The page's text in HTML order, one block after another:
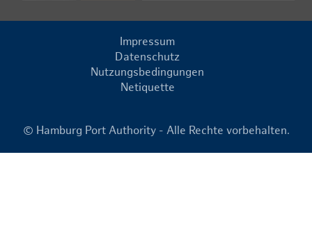
Impressum
Datenschutz
Nutzungsbedingungen
Netiquette
© Hamburg Port Authority - Alle Rechte vorbehalten.